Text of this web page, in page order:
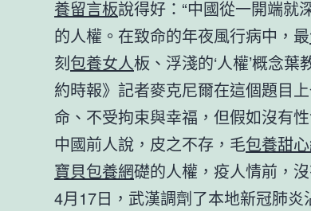
養留言板說得好：“中國從一開端就
的人權。在致命的年夜風行病中，最
刻包養女人板、浮淺的‘人權’概念
約時報》記者麥克尼爾在這個題目
命、不受拘束與幸福，但假如沒有
中國前人說，皮之不存，毛包養甜
寶貝包養網礎的人權，疫人情前，
4月17日，武漢調劑了本地新冠肺炎